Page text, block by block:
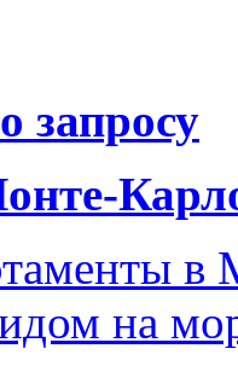
запросу
в
на